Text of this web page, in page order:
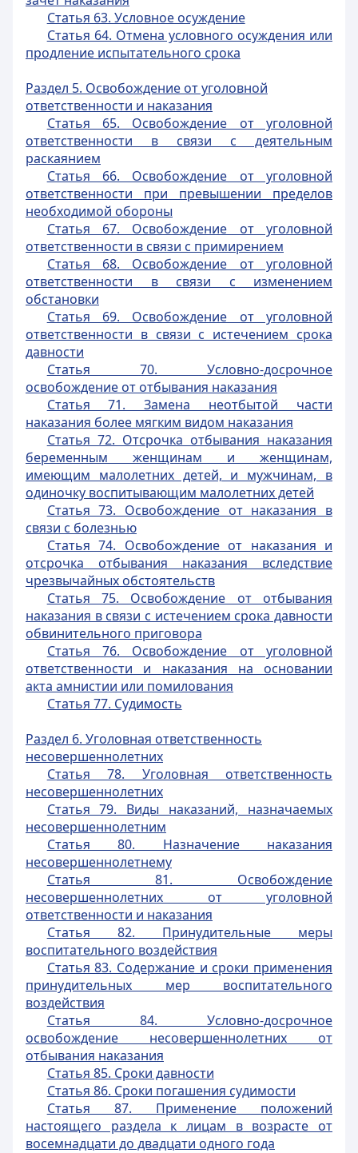
Статья 63. Условное осуждение
Статья 64. Отмена условного осуждения или
продление испытательного срока
Раздел 5. Освобождение от уголовной
ответственности и наказания
Статья 65. Освобождение от уголовной
ответственности в связи с деятельным
раскаянием
Статья 66. Освобождение от уголовной
ответственности при превышении пределов
необходимой обороны
Статья 67. Освобождение от уголовной
ответственности в связи с примирением
Статья 68. Освобождение от уголовной
ответственности в связи с изменением
обстановки
Статья 69. Освобождение от уголовной
ответственности в связи с истечением срока
давности
Статья 70. Условно-досрочное
освобождение от отбывания наказания
Статья 71. Замена неотбытой части
наказания более мягким видом наказания
Статья 72. Отсрочка отбывания наказания
беременным женщинам и женщинам,
имеющим малолетних детей, и мужчинам, в
одиночку воспитывающим малолетних детей
Статья 73. Освобождение от наказания в
связи с болезнью
Статья 74. Освобождение от наказания и
отсрочка отбывания наказания вследствие
чрезвычайных обстоятельств
Статья 75. Освобождение от отбывания
наказания в связи с истечением срока давности
обвинительного приговора
Статья 76. Освобождение от уголовной
ответственности и наказания на основании
акта амнистии или помилования
Статья 77. Судимость
Раздел 6. Уголовная ответственность
несовершеннолетних
Статья 78. Уголовная ответственность
несовершеннолетних
Статья 79. Виды наказаний, назначаемых
несовершеннолетним
Статья 80. Назначение наказания
несовершеннолетнему
Статья 81. Освобождение
несовершеннолетних от уголовной
ответственности и наказания
Статья 82. Принудительные меры
воспитательного воздействия
Статья 83. Содержание и сроки применения
принудительных мер воспитательного
воздействия
Статья 84. Условно-досрочное
освобождение несовершеннолетних от
отбывания наказания
Статья 85. Сроки давности
Статья 86. Сроки погашения судимости
Статья 87. Применение положений
настоящего раздела к лицам в возрасте от
восемнадцати до двадцати одного года